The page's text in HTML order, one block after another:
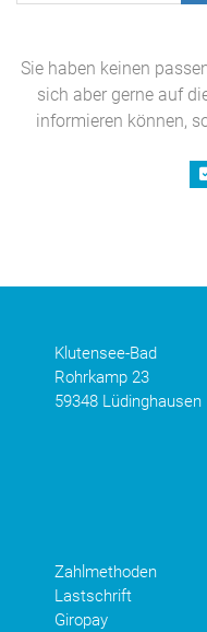
Sie haben keinen
sich aber gerne auf
informieren können,
Klutensee-Bad
Rohrkamp 23
59348 Lüdinghausen
Zahlmethoden
Lastschrift
Giropay